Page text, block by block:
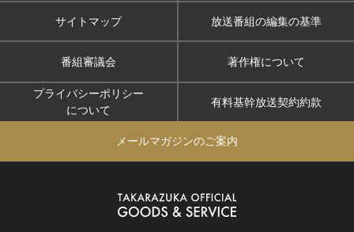
サイトマップ 放送番組の編集の基準
番組審議会 著作権について
プライバシーポリシー
について
有料基幹放送契約約款
メールマガジンのご案内